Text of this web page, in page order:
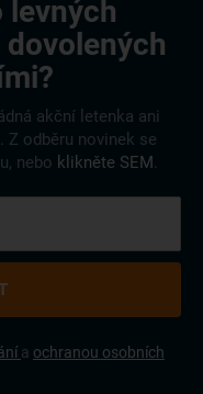
levných
dovolených
akční letenka ani
Z odběru novinek se
nebo klikněte SEM.
a ochranou osobních